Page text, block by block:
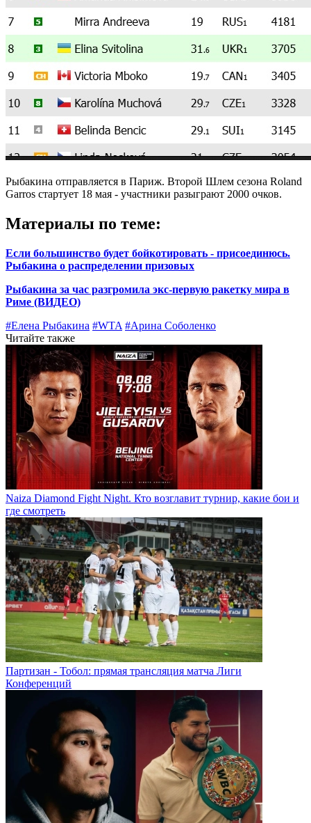
Рыбакина отправляется в Париж. Второй Шлем сезона Roland
Garros стартует 18 мая - участники разыграют 2000 очков.
Материалы по теме:
Если большинство будет бойкотировать - присоединюсь.
Рыбакина о распределении призовых
Рыбакина за час разгромила экс-первую ракетку мира в
Риме (ВИДЕО)
#Елена Рыбакина #WTA #Арина Соболенко
Читайте также
Naiza Diamond Fight Night. Кто возглавит турнир, какие бои и
где смотреть
Партизан - Тобол: прямая трансляция матча Лиги
Конференций